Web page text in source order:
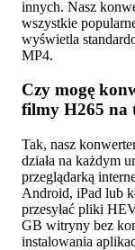
innych. Nasz
wszystkie
wyświetla
MP4.
Czy mogę
filmy H265 na
Tak, nasz
działa na każdym
przeglądarką
Android, iPad lub
przesyłać pliki
GB witryny bez
instalowania